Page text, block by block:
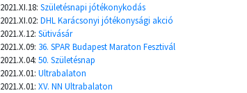
2021.XI.18: Születésnapi jótékonykodás
2021.XI.02: DHL Karácsonyi jótékonysági akció
2021.X.12: Sütivásár
2021.X.09: 36. SPAR Budapest Maraton Fesztivál
2021.X.04: 50. Születésnap
2021.X.01: Ultrabalaton
2021.X.01: XV. NN Ultrabalaton